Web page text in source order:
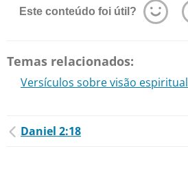
Este conteúdo foi útil?
Temas relacionados:
Versículos sobre visão espiritual
Daniel 2:18